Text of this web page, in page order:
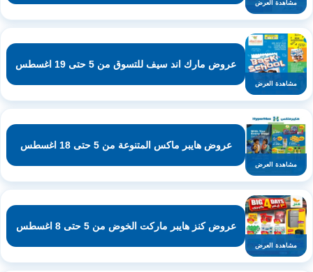
مشاهدة العرض
مشاهدة العرض
عروض مارك اند سيف للتسوق من 5 حتى 19 اغسطس
مشاهدة العرض
عروض هايبر ماكس المتنوعة من 5 حتى 18 اغسطس
مشاهدة العرض
عروض كنز هايبر ماركت الخوض من 5 حتى 8 اغسطس